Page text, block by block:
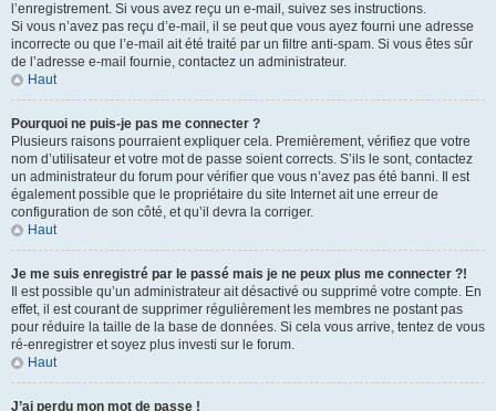
l’enregistrement. Si vous avez reçu un e-mail, suivez ses instructions.
Si vous n’avez pas reçu d’e-mail, il se peut que vous ayez fourni une adresse
incorrecte ou que l’e-mail ait été traité par un filtre anti-spam. Si vous êtes sûr
de l’adresse e-mail fournie, contactez un administrateur.
Haut
Pourquoi ne puis-je pas me connecter ?
Plusieurs raisons pourraient expliquer cela. Premièrement, vérifiez que votre
nom d’utilisateur et votre mot de passe soient corrects. S’ils le sont, contactez
un administrateur du forum pour vérifier que vous n’avez pas été banni. Il est
également possible que le propriétaire du site Internet ait une erreur de
configuration de son côté, et qu’il devra la corriger.
Haut
Je me suis enregistré par le passé mais je ne peux plus me connecter ?!
Il est possible qu’un administrateur ait désactivé ou supprimé votre compte. En
effet, il est courant de supprimer régulièrement les membres ne postant pas
pour réduire la taille de la base de données. Si cela vous arrive, tentez de vous
ré-enregistrer et soyez plus investi sur le forum.
Haut
J’ai perdu mon mot de passe !